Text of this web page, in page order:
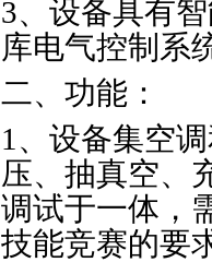
3、设备具有
库电气控制系
二、功能：
1、设备集空
压、抽真空、
调试于一体，
技能竞赛的要